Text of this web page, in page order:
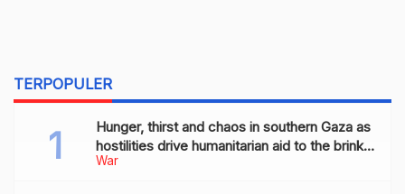
TERPOPULER
War
Hunger, thirst and chaos in southern Gaza as
hostilities drive humanitarian aid to the brink
of collapse